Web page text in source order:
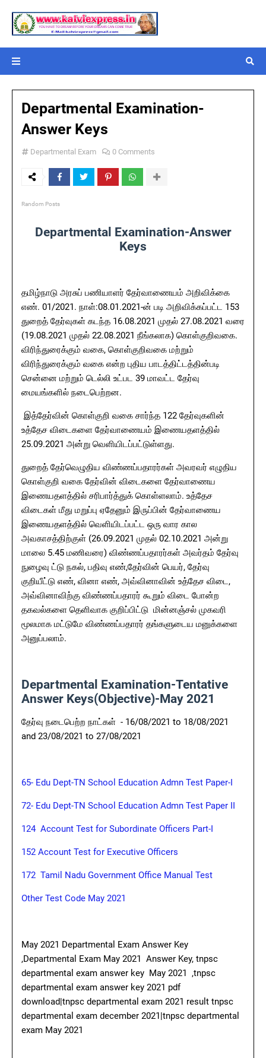
Departmental Examination-
Answer Keys
Departmental Exam 0 Comments
Random Posts
Departmental Examination-Answer
Keys
தமிழ்நாடு அரசுப்‌ பணியாளர்‌ தேர்வாணையம்‌ அறிவிக்கை
எண்‌. 01/2021. நாள்‌:08.01.2021-ன்‌ படி அறிவிக்கப்பட்ட 153
துறைத்‌ தேர்வுகள்‌ கடந்த 16.08.2021 முதல்‌ 27.08.2021 வரை
(19.08.2021 முதல்‌ 22.08.2021 நீங்கலாக) கொள்குறிவகை.
விரிந்துரைக்கும்‌ வகை, கொள்குறிவகை மற்றும்‌
விரிந்துரைக்கும்‌ வகை என்ற புதிய பாடத்திட்டத்தின்படி
சென்னை மற்றும்‌ டெல்லி உட்பட 39 மாவட்ட தேர்வு
மையங்களில்‌ நடைபெற்றன.
இத்தேர்வின்‌ கொள்குறி வகை சார்ந்த 122 தேர்வுகளின்‌
உத்தேச விடைகளை தேர்வாணையம்‌ இணையதளத்தில்‌
25.09.2021 அன்று வெளியிடப்பட்டுள்ளது.
துறைத்‌ தேர்வெழுதிய விண்ணப்பதாரர்கள்‌ அவரவர்‌ எழுதிய
கொள்குறி வகை தேர்வின்‌ விடைகளை தேர்வாணைய
இணையதளத்தில்‌ சரிபார்த்துக்‌ கொள்ளலாம்‌. உத்தேச
விடைகள்‌ மீது மறுப்பு ஏதேனும்‌ இருப்பின்‌ தேர்வாணைய
இணையதளத்தில்‌ வெளியிடப்பட்ட ஒரு வார கால
அவகாசத்திற்குள்‌ (26.09.2021 முதல்‌ 02.10.2021 அன்று
மாலை 5.45 மணிவரை) விண்ணப்பதாரர்கள்‌ அவர்தம்‌ தேர்வு
நுழைவு ட்டு நகல்‌, பதிவு எண்‌,தேர்வின்‌ பெயர்‌, தேர்வு
குறியீட்டு எண்‌, வினா எண்‌, அவ்வினாவின்‌ உத்தேச விடை,
அவ்வினாவிற்கு விண்ணப்பதாரர்‌ கூறும்‌ விடை போன்ற
தகவல்களை தெளிவாக குறிப்பிட்டு மின்னஞ்சல்‌ முகவரி
மூலமாக மட்டுமே விண்ணப்பதாரர்‌ தங்களுடைய மனுக்களை
அனுப்பலாம்‌.
Departmental Examination-Tentative
Answer Keys(Objective)-May 2021
தேர்வு நடைபெற்ற நாட்கள் - 16/08/2021 to 18/08/2021
and 23/08/2021 to 27/08/2021
65- Edu Dept-TN School Education Admn Test Paper-I
72- Edu Dept-TN School Education Admn Test Paper II
124 Account Test for Subordinate Officers Part-I
152 Account Test for Executive Officers
172 Tamil Nadu Government Office Manual Test
Other Test Code May 2021
May 2021 Departmental Exam Answer Key
,Departmental Exam May 2021 Answer Key, tnpsc
departmental exam answer key May 2021 ,tnpsc
departmental exam answer key 2021 pdf
download|tnpsc departmental exam 2021 result tnpsc
departmental exam december 2021|tnpsc departmental
exam May 2021